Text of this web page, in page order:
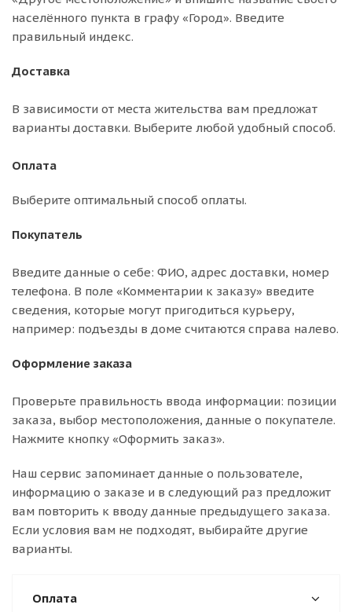
населённого пункта в графу «Город». Введите
правильный индекс.
Доставка
В зависимости от места жительства вам предложат
варианты доставки. Выберите любой удобный способ.
Оплата
Выберите оптимальный способ оплаты.
Покупатель
Введите данные о себе: ФИО, адрес доставки, номер
телефона. В поле «Комментарии к заказу» введите
сведения, которые могут пригодиться курьеру,
например: подъезды в доме считаются справа налево.
Оформление заказа
Проверьте правильность ввода информации: позиции
заказа, выбор местоположения, данные о покупателе.
Нажмите кнопку «Оформить заказ».
Наш сервис запоминает данные о пользователе,
информацию о заказе и в следующий раз предложит
вам повторить к вводу данные предыдущего заказа.
Если условия вам не подходят, выбирайте другие
варианты.
Оплата